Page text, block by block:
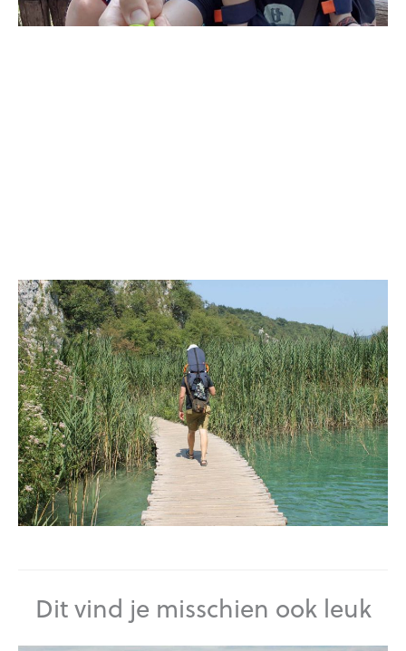
Dit vind je misschien ook leuk